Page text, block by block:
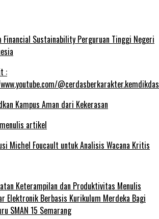
Financial Sustainability Perguruan Tinggi Negeri
Kampus Aman dari Kekerasan
Michel Foucault untuk Analisis Wacana Kritis
Keterampilan dan Produktivitas Menulis
Elektronik Berbasis Kurikulum Merdeka Bagi
SMAN 15 Semarang